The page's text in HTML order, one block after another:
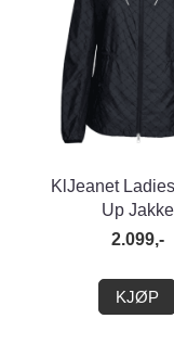
KlJeanet
Up Jakke
2.099,-
KJØP